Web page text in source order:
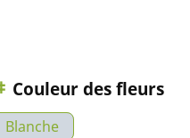
Couleur des fleurs
Blanche